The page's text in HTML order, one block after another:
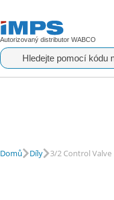
Autorizovaný distributor WABCO
Domů Díly 3/2 Control Valve